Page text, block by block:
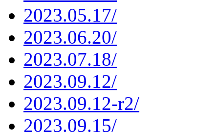
2023.05.17/
2023.06.20/
2023.07.18/
2023.09.12/
2023.09.12-r2/
2023.09.15/